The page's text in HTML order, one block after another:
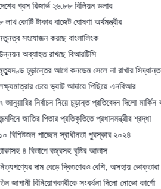
২৬.৮৮ বিলিয়ন ডলার
বাজেট ঘোষণা অর্থমন্ত্রীর
করছে বাংলালিংক
রাখছে বিআরটিসি
আগে কনডেম সেলে না রাখার সিদ্ধান্ত স্থগিত
চেয়ে ভ্যাট আদায়ে পিছিয়ে এনবিআর
নিয়ে চূড়ান্ত প্রতিবেদন দিলো মার্কিন কারিগরি দল
পিতার প্রতিকৃতিতে প্রধানমন্ত্রীর শ্রদ্ধা
পাচ্ছেন স্বাধীনতা পুরস্কার ২০২৪
বজ্রসহ বৃষ্টির আভাস
বেড়ে দ্বিগুণেরও বেশি, অসহায় ভোক্তারা
সংবর্ধনা দিলো নোভো কার্গো